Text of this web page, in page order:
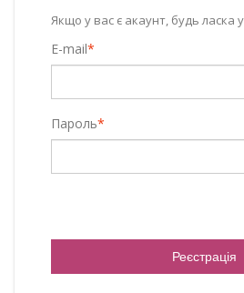
Якщо у вас є акаунт, будь ласка
*
E-mail
*
Пароль
Реєстрація